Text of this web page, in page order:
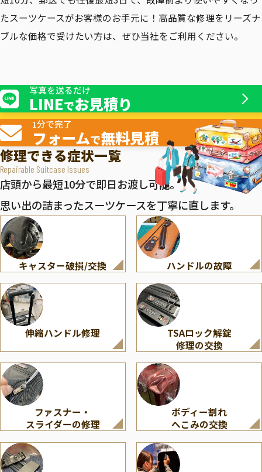
たスーツケースがお客様のお手元に！高品質な修理をリーズナ
ブルな価格で受けたい方は、ぜひ当社をご利用ください。
写真を送るだけ
LINEでお見積り
1分で完了
フォームで無料見積
修理できる症状一覧
Repairable Suitcase Issues
店頭から最短10分で即日お渡し可能。
思い出の詰まったスーツケースを丁寧に直します。
キャスター破損/交換 ハンドルの故障
伸縮ハンドル修理
TSAロック解錠
修理の交換
ファスナー・
スライダーの修理
ボディー割れ
へこみの交換